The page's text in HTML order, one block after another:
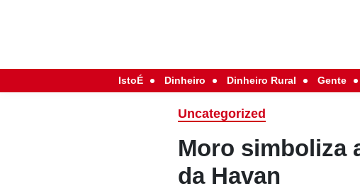
IstoÉ Dinheiro Dinheiro Rural Gente
Uncategorized
Moro simboliza
da Havan